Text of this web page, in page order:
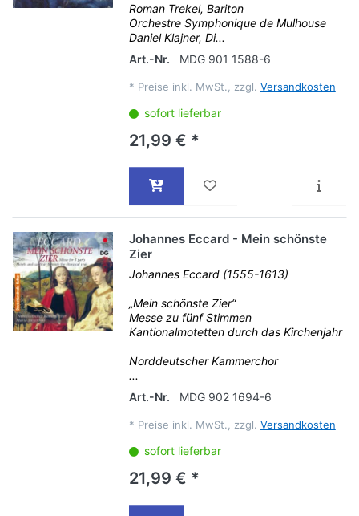
Roman Trekel, Bariton
Orchestre Symphonique de Mulhouse
Daniel Klajner, Di...
Art.-Nr.
MDG 901 1588-6
* Preise inkl. MwSt., zzgl. Versandkosten
sofort lieferbar
21,99 € *
Johannes Eccard - Mein schönste
Zier
Johannes Eccard (1555-1613)
„Mein schönste Zier“
Messe zu fünf Stimmen
Kantionalmotetten durch das Kirchenjahr
Norddeutscher Kammerchor
...
Art.-Nr.
MDG 902 1694-6
* Preise inkl. MwSt., zzgl. Versandkosten
sofort lieferbar
21,99 € *